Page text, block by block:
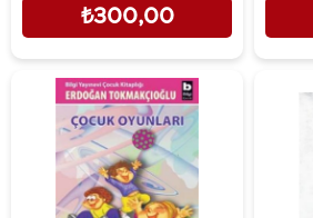
₺300,00